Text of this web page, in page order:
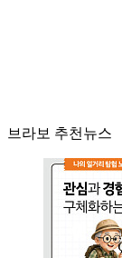
브라보 추천뉴스